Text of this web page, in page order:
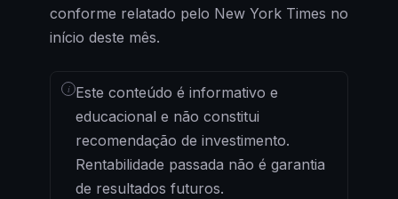
conforme relatado pelo New York Times no
início deste mês.
i Este conteúdo é informativo e
educacional e não constitui
recomendação de investimento.
Rentabilidade passada não é garantia
de resultados futuros.